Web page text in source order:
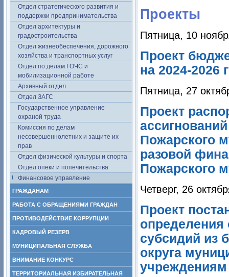
Отдел стратегического развития и
поддержки предпринимательства
Отдел архитектуры и
градостроительства
Отдел жизнеобеспечения, дорожного
хозяйства и транспортных услуг
Отдел по делам ГОЧС и
мобилизационной работе
Архивный отдел
Отдел ЗАГС
Государственное управление
охраной труда
Комиссия по делам
несовершеннолетних и защите их
прав
Отдел физической культуры и спорта
Отдел опеки и попечительства
Финансовое управление
ГРАЖДАНАМ
РАБОТА С ОБРАЩЕНИЯМИ ГРАЖДАН
ПРОТИВОДЕЙСТВИЕ КОРРУПЦИИ
КАДРОВЫЙ РЕЗЕРВ
МУНИЦИПАЛЬНАЯ СЛУЖБА
ВНИМАНИЕ КОНКУРС
ТЕРРИТОРИАЛЬНАЯ ИЗБИРАТЕЛЬНАЯ
Проекты
Пятница, 10
Проект
на 2024-2026
Пятница, 27
Проект
Пожарского
разовой
Пожарского
Четверг, 26
Проект
определения
субсидий из
округа